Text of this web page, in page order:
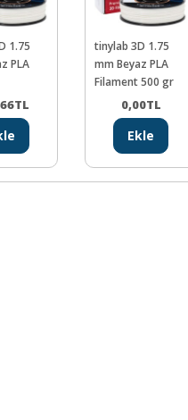
1.75
PLA
TL
tinylab 3D 1.75
mm Beyaz PLA
Filament 500 gr
0,00TL
Ekle